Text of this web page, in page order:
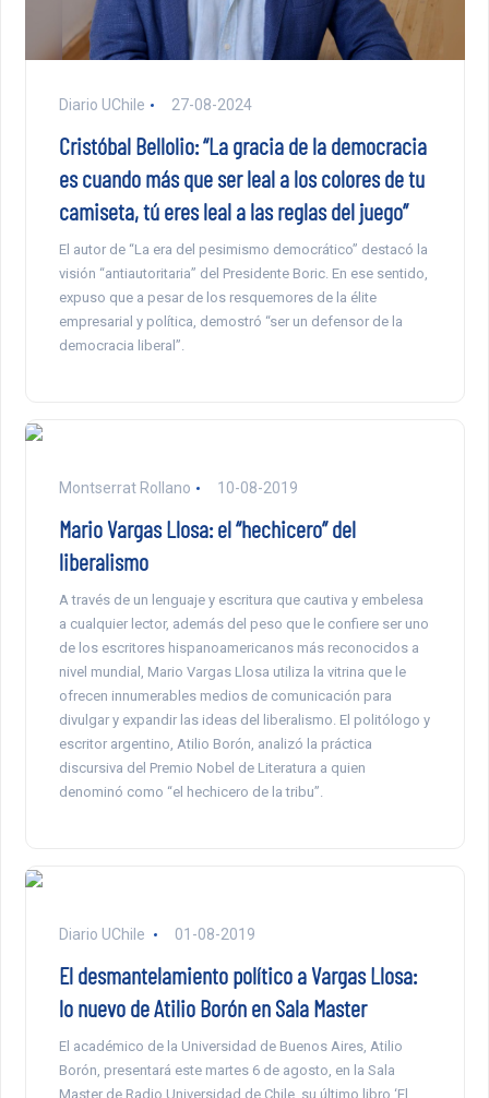
Diario UChile 27-08-2024
Cristóbal Bellolio: “La gracia de la democracia
es cuando más que ser leal a los colores de tu
camiseta, tú eres leal a las reglas del juego”
El autor de “La era del pesimismo democrático” destacó la
visión “antiautoritaria” del Presidente Boric. En ese sentido,
expuso que a pesar de los resquemores de la élite
empresarial y política, demostró “ser un defensor de la
democracia liberal”.
Montserrat Rollano 10-08-2019
Mario Vargas Llosa: el “hechicero” del
liberalismo
A través de un lenguaje y escritura que cautiva y embelesa
a cualquier lector, además del peso que le confiere ser uno
de los escritores hispanoamericanos más reconocidos a
nivel mundial, Mario Vargas Llosa utiliza la vitrina que le
ofrecen innumerables medios de comunicación para
divulgar y expandir las ideas del liberalismo. El politólogo y
escritor argentino, Atilio Borón, analizó la práctica
discursiva del Premio Nobel de Literatura a quien
denominó como “el hechicero de la tribu”.
Diario UChile 01-08-2019
El desmantelamiento político a Vargas Llosa:
lo nuevo de Atilio Borón en Sala Master
El académico de la Universidad de Buenos Aires, Atilio
Borón, presentará este martes 6 de agosto, en la Sala
Master de Radio Universidad de Chile, su último libro ‘El